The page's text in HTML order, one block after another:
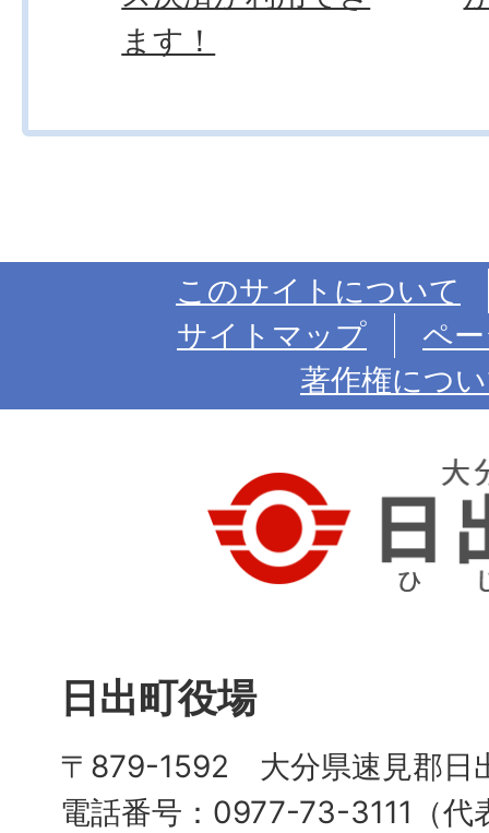
ます！
このサイトについて
サイトマップ
ペ
著作権につ
日出町役場
〒879-1592 大分県速見郡日
電話番号：0977-73-3111（代